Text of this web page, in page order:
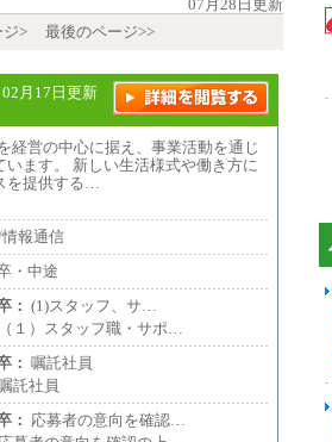
07月28日更新
ジ> 最後のページ>>
02月17日更新
経営の中心に据え、事業活動を通じ
ます。 新しい生活様式や働き方に
を提供する…
報通信
・中途
： (1)スタッフ、サ…
（１）スタッフ職・サポ…
： 嘱託社員
託社員
： 応募者の意向を確認…